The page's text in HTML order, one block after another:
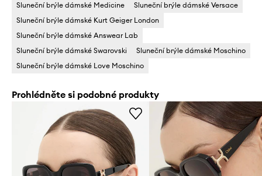
Sluneční brýle dámské Medicine
Sluneční brýle dámské Versace
Sluneční brýle dámské Kurt Geiger London
Sluneční brýle dámské Answear Lab
Sluneční brýle dámské Swarovski
Sluneční brýle dámské Moschino
Sluneční brýle dámské Love Moschino
Prohlédněte si podobné produkty